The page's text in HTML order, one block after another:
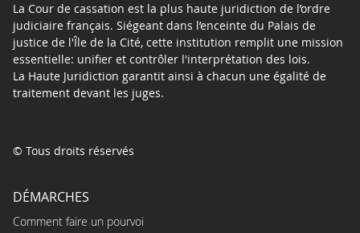
La Cour de cassation est la plus haute juridiction de l’ordre
judiciaire français. Siégeant dans l’enceinte du Palais de
justice de l'Île de la Cité, cette institution remplit une mission
essentielle: unifier et contrôler l'interprétation des lois.
La Haute Juridiction garantit ainsi à chacun une égalité de
traitement devant les juges.
© Tous droits réservés
DÉMARCHES
Comment faire un pourvoi